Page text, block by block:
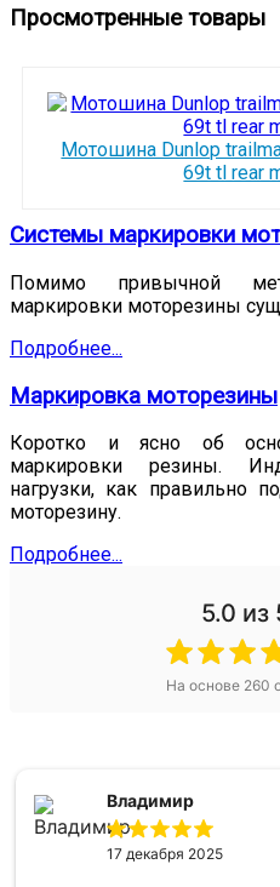
Просмотренные товары
Мотошина Dunlop
69t tl rear
Системы маркировки
Помимо привычной
маркировки моторезины
Подробнее...
Маркировка моторезины
Коротко и ясно об
маркировки резины.
нагрузки, как правильно
моторезину.
Подробнее...
5.0 из
На основе 260
Владимир
17 декабря 2025